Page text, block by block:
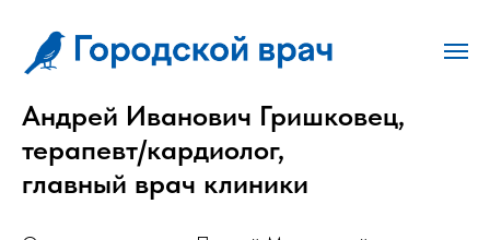
Андрей Иванович Гришковец,
терапевт/кардиолог,
главный врач клиники